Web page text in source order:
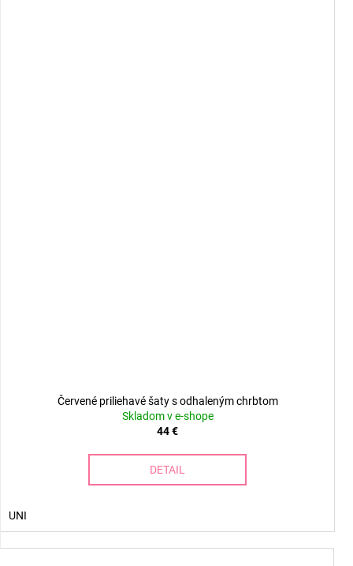
Červené priliehavé šaty s odhaleným chrbtom
Skladom v e-shope
44 €
DETAIL
UNI